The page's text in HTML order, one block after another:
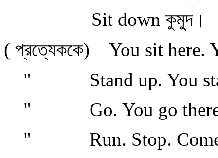
Sit down কুমুদ।
( প্রত্যেককে) You sit here.
" Stand up. You stand
" Go. You go
" Run. Stop. Come